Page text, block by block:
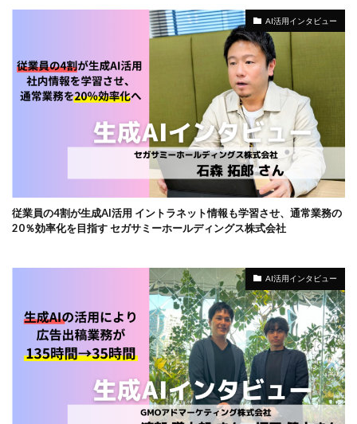
AI活用インタビュー
従業員の4割が生成AI活用 イントラネット情報も学習させ、通常業務の
20％効率化を目指す セガサミーホールディングス株式会社
AI活用インタビュー